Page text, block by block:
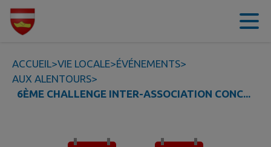
Contenu
ACCUEIL>VIE LOCALE>ÉVÉNEMENTS>
AUX ALENTOURS>
6ÈME CHALLENGE INTER-ASSOCIATION CONC...